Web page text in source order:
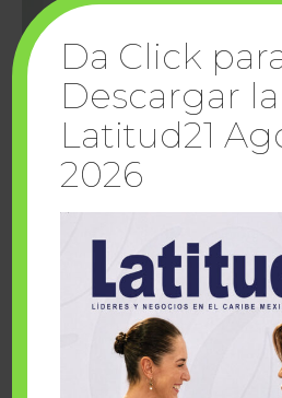
Cuando la solidaridad
sueños Fairmont
Da Click
Descargar
Latitud21
2026